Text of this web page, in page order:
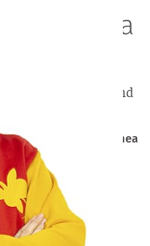
vor Ort hautnah
noch für die
Not und Angst und
in Papua-Neuguinea